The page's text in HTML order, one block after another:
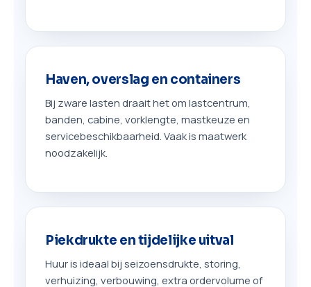
Haven, overslag en containers
Bij zware lasten draait het om lastcentrum,
banden, cabine, vorklengte, mastkeuze en
servicebeschikbaarheid. Vaak is maatwerk
noodzakelijk.
Piekdrukte en tijdelijke uitval
Huur is ideaal bij seizoensdrukte, storing,
verhuizing, verbouwing, extra ordervolume of